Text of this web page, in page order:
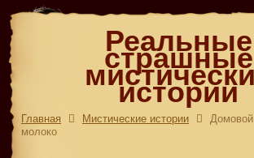
Реальные
страшные
истории
Главная Мистические истории
молоко